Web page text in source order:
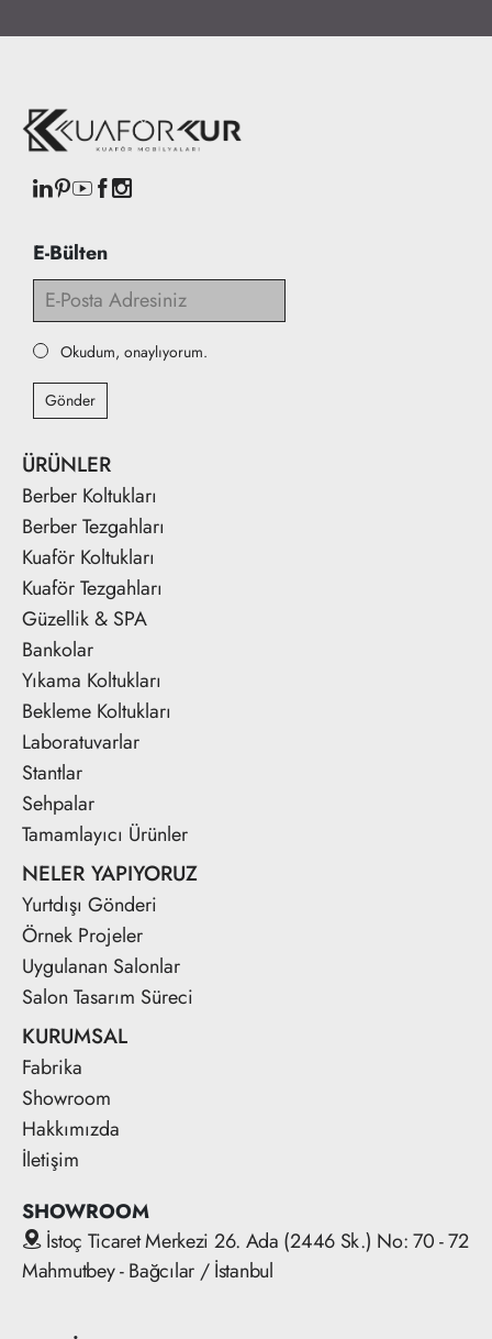
E-Bülten
Okudum, onaylıyorum.
Gönder
ÜRÜNLER
Berber Koltukları
Berber Tezgahları
Kuaför Koltukları
Kuaför Tezgahları
Güzellik & SPA
Bankolar
Yıkama Koltukları
Bekleme Koltukları
Laboratuvarlar
Stantlar
Sehpalar
Tamamlayıcı Ürünler
NELER YAPIYORUZ
Yurtdışı Gönderi
Örnek Projeler
Uygulanan Salonlar
Salon Tasarım Süreci
KURUMSAL
Fabrika
Showroom
Hakkımızda
İletişim
SHOWROOM
İstoç Ticaret Merkezi 26. Ada (2446 Sk.) No: 70 - 72
Mahmutbey - Bağcılar / İstanbul